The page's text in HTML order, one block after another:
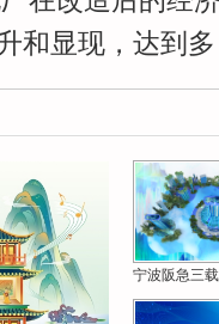
和显现，达到
宁波阪急三